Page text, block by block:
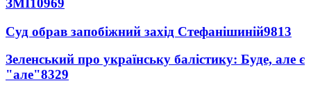
ЗМІ10969
Суд обрав запобіжний захід Стефанішиній9813
Зеленський про українську балістику: Буде, але є
"але"8329